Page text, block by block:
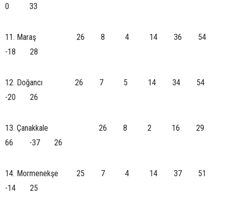
0 33
11. Maraş 26 8 4 14 36 54
-18 28
12. Doğancı 26 7 5 14 34 54
-20 26
13. Çanakkale 26 8 2 16 29
66 -37 26
14. Mormenekşe 25 7 4 14 37 51
-14 25